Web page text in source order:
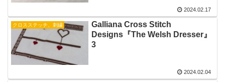
2024.02.17
クロスステッチ、刺繍
Galliana Cross Stitch
Designs『The Welsh Dresser』
3
2024.02.04